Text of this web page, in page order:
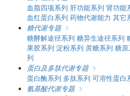
血脂四项系列 肝功能系列 肾功能
血红蛋白系列 药物代谢能力 其它
糖代谢专题
糖酵解途径系列 糖异生途径系列
果胶系列 淀粉系列 蔗糖系列 糖
列
蛋白及多肽代谢专题
蛋白酶系列 多肽系列 可溶性蛋白
氨基酸代谢专题